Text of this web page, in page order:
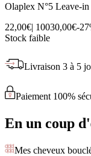
Olaplex N°5 Leave-in
22,00€| 10030,00€-27
Stock faible
Livraison 3 à 5
Paiement 100%
En un coup
Mes cheveux